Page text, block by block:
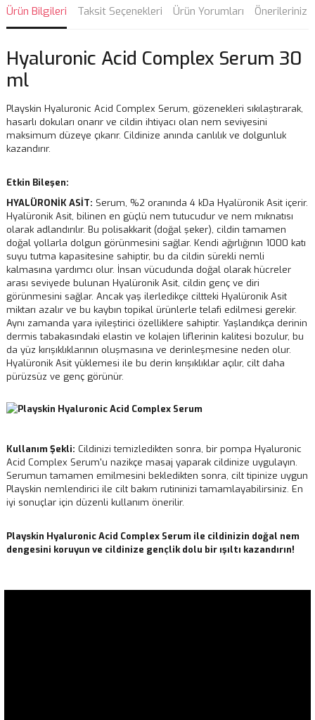
Ürün Bilgileri Taksit Seçenekleri Ürün Yorumları Önerileriniz
Hyaluronic Acid Complex Serum 30
ml
Playskin Hyaluronic Acid Complex Serum, gözenekleri sıkılaştırarak,
hasarlı dokuları onarır ve cildin ihtiyacı olan nem seviyesini
maksimum düzeye çıkarır. Cildinize anında canlılık ve dolgunluk
kazandırır.
Etkin Bileşen:
HYALÜRONİK ASİT: Serum, %2 oranında 4 kDa Hyalüronik Asit içerir.
Hyalüronik Asit, bilinen en güçlü nem tutucudur ve nem mıknatısı
olarak adlandırılır. Bu polisakkarit (doğal şeker), cildin tamamen
doğal yollarla dolgun görünmesini sağlar. Kendi ağırlığının 1000 katı
suyu tutma kapasitesine sahiptir, bu da cildin sürekli nemli
kalmasına yardımcı olur. İnsan vücudunda doğal olarak hücreler
arası seviyede bulunan Hyalüronik Asit, cildin genç ve diri
görünmesini sağlar. Ancak yaş ilerledikçe ciltteki Hyalüronik Asit
miktarı azalır ve bu kaybın topikal ürünlerle telafi edilmesi gerekir.
Aynı zamanda yara iyileştirici özelliklere sahiptir. Yaşlandıkça derinin
dermis tabakasındaki elastin ve kolajen liflerinin kalitesi bozulur, bu
da yüz kırışıklıklarının oluşmasına ve derinleşmesine neden olur.
Hyalüronik Asit yüklemesi ile bu derin kırışıklıklar açılır, cilt daha
pürüzsüz ve genç görünür.
Kullanım Şekli: Cildinizi temizledikten sonra, bir pompa Hyaluronic
Acid Complex Serum'u nazikçe masaj yaparak cildinize uygulayın.
Serumun tamamen emilmesini bekledikten sonra, cilt tipinize uygun
Playskin nemlendirici ile cilt bakım rutininizi tamamlayabilirsiniz. En
iyi sonuçlar için düzenli kullanım önerilir.
Playskin Hyaluronic Acid Complex Serum ile cildinizin doğal nem
dengesini koruyun ve cildinize gençlik dolu bir ışıltı kazandırın!